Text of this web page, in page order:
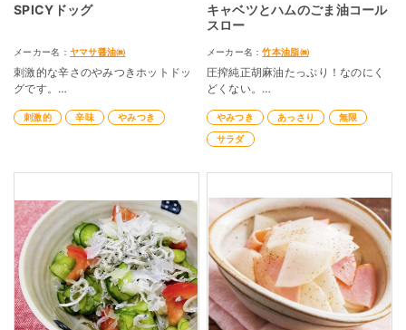
SPICYドッグ
メーカー名： ヤマサ醤油㈱
刺激的な辛さのやみつきホットドッ
グです。
レシピ制作：ヤマサ醤油株式会社
刺激的 辛味 やみつき
キャベツとハムのごま油コール
スロー
メーカー名：竹本油脂㈱
圧搾純正胡麻油たっぷり！なのにく
どくない。
レシピ考案：ぐっち夫婦
やみつき あっさり
無限
サラダ